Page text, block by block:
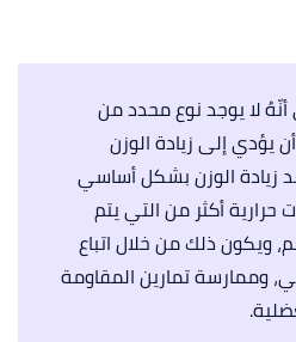
أنّهُ لا يوجد نوع محدد من
يؤدي إلى زيادة الوزن
زيادة الوزن بشكل أساسي
حرارية أكثر من التي يتم
ويكون ذلك من خلال اتباع
وممارسة تمارين المقاومة